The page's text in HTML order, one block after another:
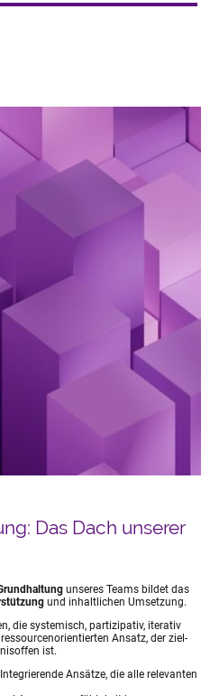
Das Dach unserer
unseres Teams bildet das
und inhaltlichen Umsetzung.
die systemisch, partizipativ, iterativ
Ansatz, der ziel-
ist.
Integrierende Ansätze, die alle relevanten